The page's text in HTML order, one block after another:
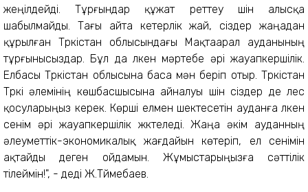
жеңілдейді. Тұрғындар құжат реттеу үшін алысқа
шабылмайды. Тағы айта кетерлік жай, сіздер жаңадан
құрылған Түркістан облысындағы Мақтаарал ауданының
тұрғынысыздар. Бұл да үлкен мәртебе әрі жауапкершілік.
Елбасы Түркістан облысына баса мән беріп отыр. Түркістан
Түркі әлемінің көшбасшысына айналуы үшін сіздер де үлес
қосуларыңыз керек. Көрші елмен шектесетін ауданға үлкен
сенім әрі жауапкершілік жүктеледі. Жаңа әкім ауданның
әлеуметтік-экономикалық жағдайын көтеріп, ел сенімін
ақтайды деген ойдамын. Жұмыстарыңызға сәттілік
тілеймін!", - деді Ж.Түймебаев.